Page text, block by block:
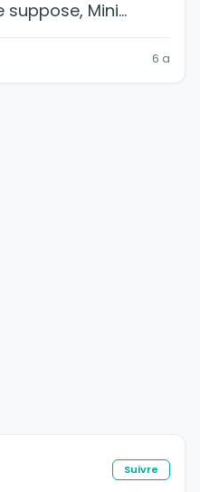
Mini...
6 a
Suivre